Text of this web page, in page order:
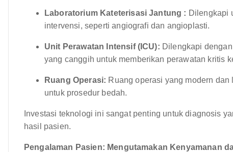
Laboratorium Kateterisasi Jantung : Dilengkapi
intervensi, seperti angiografi dan angioplasti.
Unit Perawatan Intensif (ICU): Dilengkapi
yang canggih untuk memberikan perawatan kritis
Ruang Operasi: Ruang operasi yang modern
untuk prosedur bedah.
Investasi teknologi ini sangat penting untuk diagnosis
hasil pasien.
Pengalaman Pasien: Mengutamakan Kenyamanan